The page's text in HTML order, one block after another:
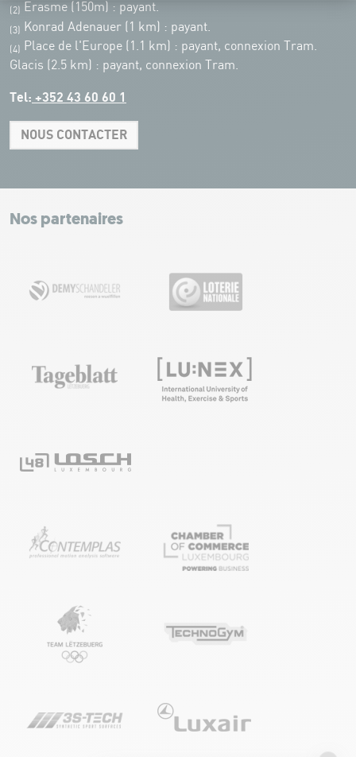
(2) Erasme (150m) : payant.
(3) Konrad Adenauer (1 km) : payant.
(4)
Place de l'Europe (1.1 km) : payant, connexion Tram.
Glacis (2.5 km) : payant, connexion Tram.
Tel: +352 43 60 60 1
NOUS CONTACTER
+
−
Leaflet|Map tiles by Carto, under CC BY 3.0. Data by OpenStreetMap, under
Nos partenaires